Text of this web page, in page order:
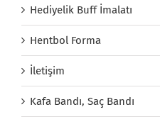
Hediyelik Buff İmalatı
Hentbol Forma
İletişim
Kafa Bandı, Saç Bandı